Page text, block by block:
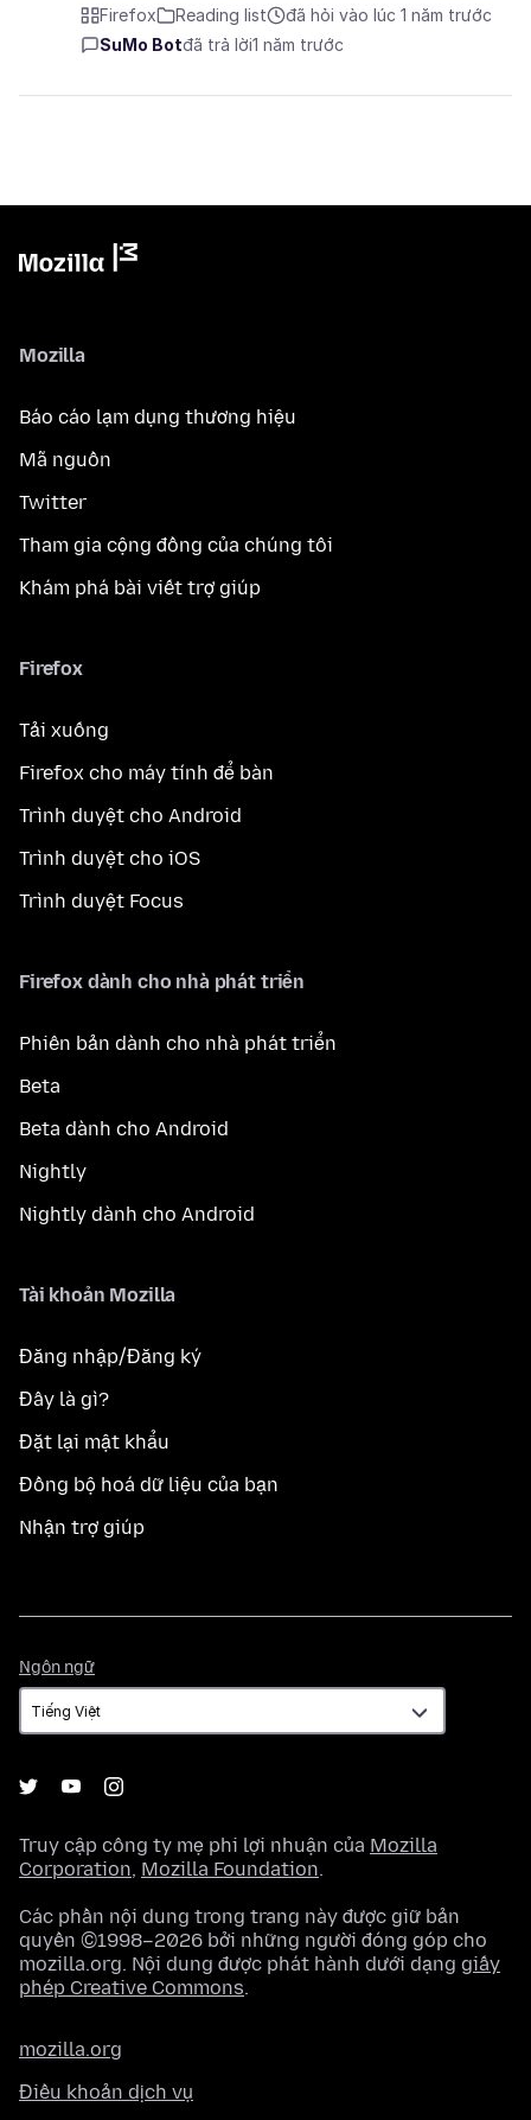
Firefox Reading list
đã hỏi vào lúc 1 năm trước
SuMo Botđã trả lời1 năm trước
Mozilla
Báo cáo lạm dụng thương hiệu
Mã nguồn
Twitter
Tham gia cộng đồng của chúng tôi
Khám phá bài viết trợ giúp
Firefox
Tải xuống
Firefox cho máy tính để bàn
Trình duyệt cho Android
Trình duyệt cho iOS
Trình duyệt Focus
Firefox dành cho nhà phát triển
Phiên bản dành cho nhà phát triển
Beta
Beta dành cho Android
Nightly
Nightly dành cho Android
Tài khoản Mozilla
Đăng nhập/Đăng ký
Đây là gì?
Đặt lại mật khẩu
Đồng bộ hoá dữ liệu của bạn
Nhận trợ giúp
Ngôn ngữ
ngữ
Truy cập công ty mẹ phi lợi nhuận của Mozilla
Corporation, Mozilla Foundation.
Các phần nội dung trong trang này được giữ bản
quyền ©1998–2026 bởi những người đóng góp cho
mozilla.org. Nội dung được phát hành dưới dạng giấy
phép Creative Commons.
mozilla.org
Điều khoản dịch vụ